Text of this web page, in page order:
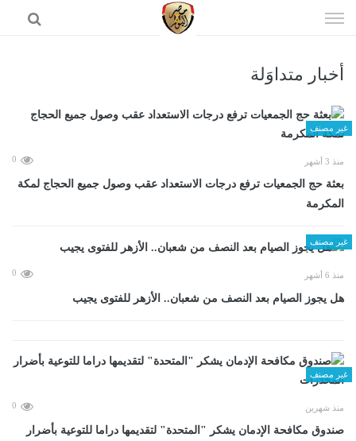
الى
أخبار متداوَلة
غير مصنف
منذ 3 أشهر 0
بعثة حج الجمعيات ترفع درجات الاستعداد عقب وصول جميع الحجاج لمكة
المكرمة
غير مصنف
منذ 6 أشهر 0
هل يجوز الصيام بعد النصف من شعبان.. الأزهر للفتوى يجيب
غير مصنف
منذ شهرين 0
صندوق مكافحة الإدمان يشكر "المتحدة" لتقديمها دراما للتوعية بأضرار